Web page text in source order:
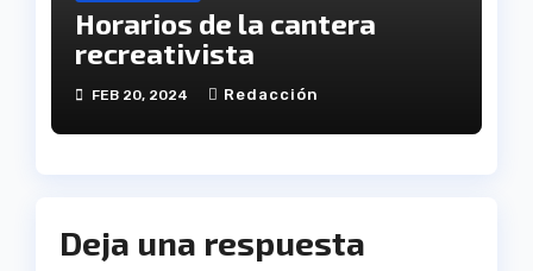
Horarios de la cantera
recreativista
FEB 20, 2024 Redacción
Deja una respuesta